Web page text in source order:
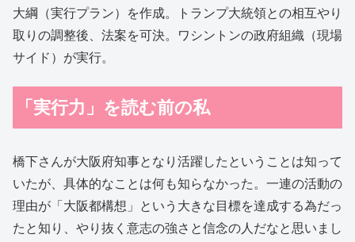
大綱（実行プラン）を作成。トランプ大統領との相互やり
取りの調整後、法案を可決。ワシントンの政府組織（現場
サイド）が実行。
「実行力」を読む前の私
橋下さんが大阪府知事となり活躍したということは知って
いたが、具体的なことは何も知らなかった。一連の活動の
理由が「大阪都構想」という大きな目標を達成する為だっ
たと知り、やり抜く意志の強さと信念の人だなと思いまし